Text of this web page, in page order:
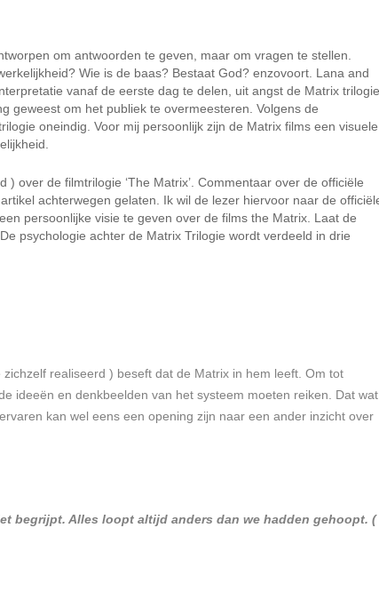
om antwoorden te geven, maar om vragen te stellen.
Wie is de baas? Bestaat God? enzovoort. Lana and
vanaf de eerste dag te delen, uit angst de Matrix
geweest om het publiek te overmeesteren. Volgens de
oneindig. Voor mij persoonlijk zijn de Matrix films een visuele
over de filmtrilogie ‘The Matrix’. Commentaar over de officiële
achterwegen gelaten. Ik wil de lezer hiervoor naar de
persoonlijke visie te geven over de films the Matrix. Laat de
De psychologie achter de Matrix Trilogie wordt verdeeld in drie
realiseerd ) beseft dat de Matrix in hem leeft. Om tot
ideeën en denkbeelden van het systeem moeten reiken. Dat wat
kan wel eens een opening zijn naar een ander inzicht over
begrijpt. Alles loopt altijd anders dan we hadden gehoopt. (